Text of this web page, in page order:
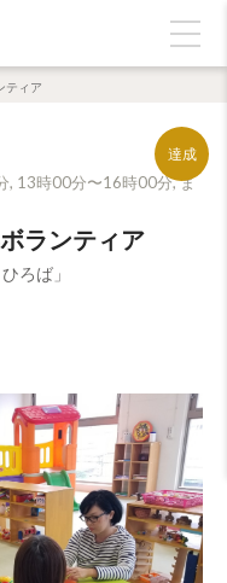
ティア
, 13時00分〜16時00分, ま
ランティア
ろば」